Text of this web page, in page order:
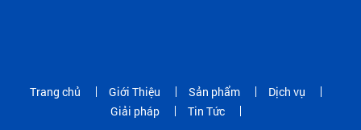
Trang chủ Giới Thiệu Sản phẩm
Dịch vụ
Giải pháp
Tin Tức